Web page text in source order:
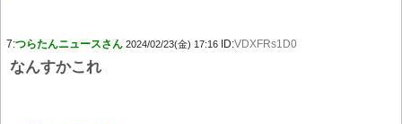
7:つらたんニュースさん 2024/02/23(金) 17:16 ID:VDXFRs1D0
なんすかこれ